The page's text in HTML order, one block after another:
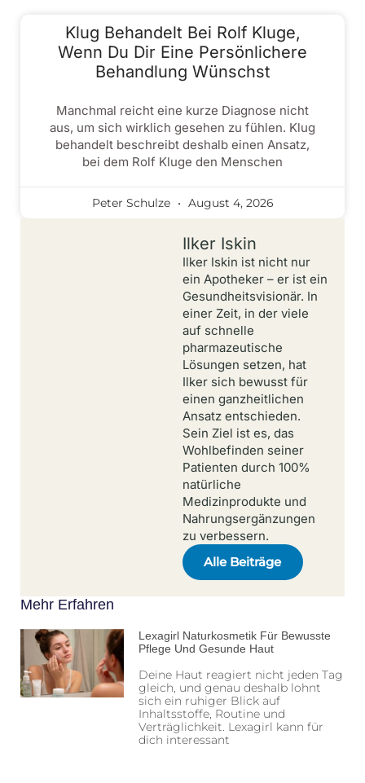
Klug Behandelt Bei Rolf Kluge,
Wenn Du Dir Eine Persönlichere
Behandlung Wünschst
Manchmal reicht eine kurze Diagnose nicht
aus, um sich wirklich gesehen zu fühlen. Klug
behandelt beschreibt deshalb einen Ansatz,
bei dem Rolf Kluge den Menschen
Peter Schulze August 4, 2026
Ilker Iskin
Ilker Iskin ist nicht nur
ein Apotheker – er ist ein
Gesundheitsvisionär. In
einer Zeit, in der viele
auf schnelle
pharmazeutische
Lösungen setzen, hat
Ilker sich bewusst für
einen ganzheitlichen
Ansatz entschieden.
Sein Ziel ist es, das
Wohlbefinden seiner
Patienten durch 100%
natürliche
Medizinprodukte und
Nahrungsergänzungen
zu verbessern.
Alle Beiträge
Mehr Erfahren
Lexagirl Naturkosmetik Für Bewusste
Pflege Und Gesunde Haut
Deine Haut reagiert nicht jeden Tag
gleich, und genau deshalb lohnt
sich ein ruhiger Blick auf
Inhaltsstoffe, Routine und
Verträglichkeit. Lexagirl kann für
dich interessant